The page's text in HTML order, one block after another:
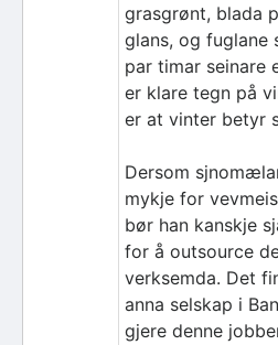
grasgrønt, blada
glans, og
par timar seinare
er klare tegn på
er at vinter betyr
Dersom
mykje for
bør han kanskje
for å outsource
verksemda. Det
anna selskap i
gjere denne